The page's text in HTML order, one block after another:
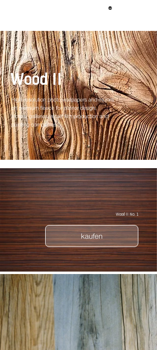
®
Wood II
High-resolution photo wallpapers and murals
on premium fleece for interior design,
Hotels, galleries, retail, film production and
painting companies
Wood II No. 1
kaufen